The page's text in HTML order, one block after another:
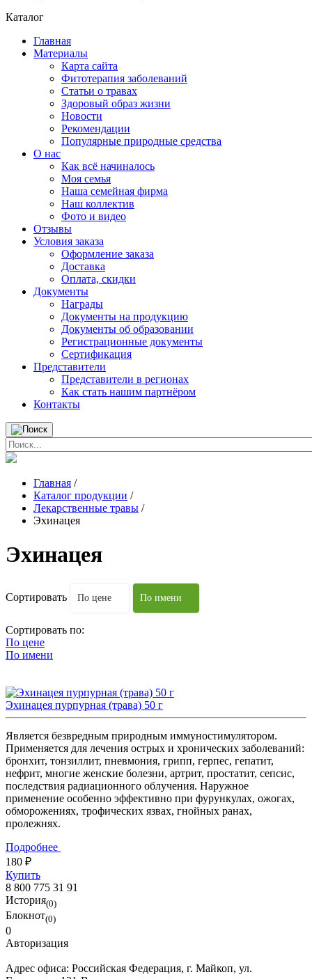
Каталог
Главная
Материалы
Карта сайта
Фитотерапия заболеваний
Статьи о травах
Здоровый образ жизни
Новости
Рекомендации
Популярные природные средства
О нас
Как всё начиналось
Моя семья
Наша семейная фирма
Наш коллектив
Фото и видео
Отзывы
Условия заказа
Оформление заказа
Доставка
Оплата, скидки
Документы
Награды
Документы на продукцию
Документы об образовании
Регистрационные документы
Сертификация
Представители
Представители в регионах
Как стать нашим партнёром
Контакты
Главная /
Каталог продукции /
Лекарственные травы /
Эхинацея
Эхинацея
Сортировать По цене По имени
Сортировать по:
По цене
По имени
Эхинацея пурпурная (трава) 50 г
Является безвредным природным иммуностимулятором.
Применяется для лечения острых и хронических заболеваний:
бронхит, тонзиллит, пневмония, грипп, герпес, гепатит,
нефрит, многие женские болезни, артрит, простатит, сепсис,
последствия радиационного облучения. Наружное
применение особенно эффективно при фурункулах, ожогах,
обморожениях, трофических язвах, гнойных ранах,
пролежнях.
Подробнее
180 ₽
Купить
8 800 775 31 91
История(0)
Блокнот(0)
0
Авторизация
Адрес офиса: Российская Федерация, г. Майкоп, ул.